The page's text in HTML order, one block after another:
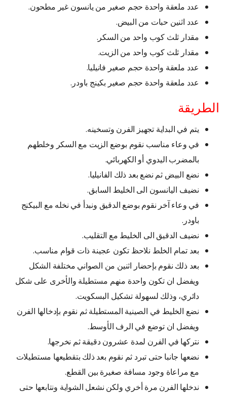
عدد ملعقة واحدة حجم صغير من يانسون غير مطحون.
عدد اثنين حبات من البيض.
مقدار ثلث كوب واحد من السكر.
مقدار ثلث كوب واحد من الزيت.
عدد ملعقة واحدة حجم صغير فانيليا.
عدد ملعقة واحدة حجم صغير بكينج باودر.
الطريقة
يتم في البداية تجهيز الفرن وتسخينه.
في وعاء مناسب نقوم بوضع الزيت مع السكر وخلطهم
بالمضرب اليدوي أو الكهربائي.
نضع البيض ثم نضع بعد ذلك الفانيليا.
نضيف اليانسون الى الخليط السابق.
في وعاء آخر نقوم بوضع الدقيق ونبدأ في نخله مع البيكنج
باودر.
نضيف الدقيق الى الخليط مع التقليب.
بعد تمام الخلط نلاحظ تكون عجينة ذات قوام مناسب.
بعد ذلك نقوم بإحضار اثنين من الصواني مختلفة الشكل
ويفضل ان تكون واحدة منهم مستطيلة والأخرى على شكل
دائري، وذلك لسهولة تشكيل البسكويت.
نضع الخليط في الصينية المستطيلة ثم نقوم بإدخالها الفرن
ويفضل ان توضع في الرف الأوسط.
نتركها في الفرن لمدة عشرون دقيقة ثم نخرجها.
نضعها جانبا حتى تبرد ثم نقوم بعد ذلك بتقطيعها مستطيلات
مع مراعاة وجود مسافة صغيرة بين القطع.
ندخلها الفرن مرة أخري ولكن نشعل الشواية ونتابعها حتى